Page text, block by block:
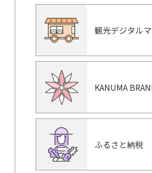
観光デジタル
KANUMA
ふるさと納税